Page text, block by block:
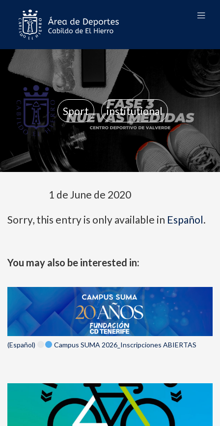
Sport institutional
1 de June de 2020
Sorry, this entry is only available in Español.
You may also be interested in:
(Español) Campus SUMA 2026_Inscripciones ABIERTAS